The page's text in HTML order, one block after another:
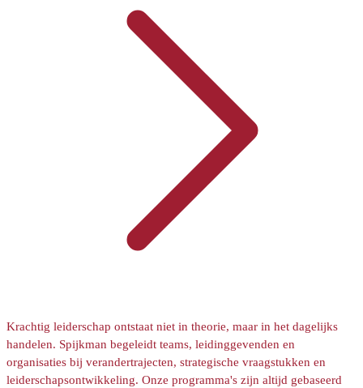
Krachtig leiderschap ontstaat niet in theorie, maar in het dagelijks
handelen. Spijkman begeleidt teams, leidinggevenden en
organisaties bij verandertrajecten, strategische vraagstukken en
leiderschapsontwikkeling. Onze programma's zijn altijd gebaseerd